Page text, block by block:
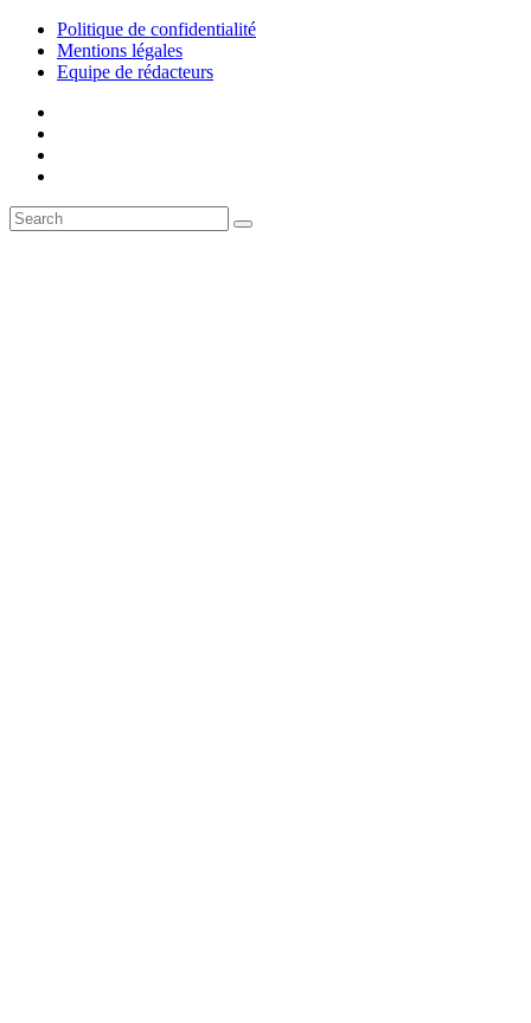
Politique de confidentialité
Mentions légales
Equipe de rédacteurs